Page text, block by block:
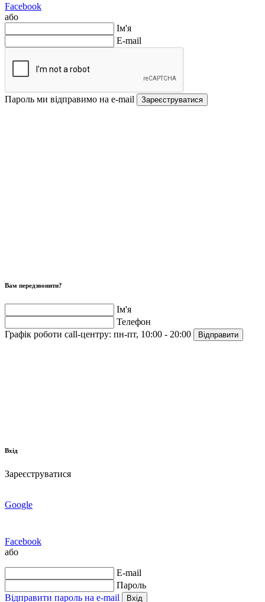
Facebook
або
Ім'я
E-mail
Пароль ми відправимо на e-mail Зареєструватися
Вам передзвонити?
Ім'я
Телефон
Графік роботи call-центру: пн-пт, 10:00 - 20:00 Відправити
Вхід
Зареєструватися
Google
Facebook
або
E-mail
Пароль
Відправити пароль на e-mail
Вхід